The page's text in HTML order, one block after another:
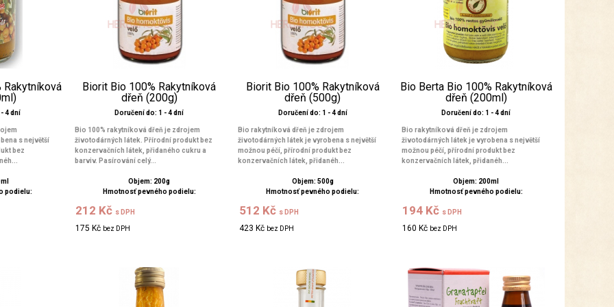
Rakytníková
4 dní
s největší
bez
podielu:
Biorit Bio 100% Rakytníková
dřeň (200g)
Doručení do: 1 - 4 dní
Bio 100% rakytníková dřeň je zdrojem
životodárných látek. Přírodní produkt bez
konzervačních látek, přidaného cukru a
barviv. Pasírování celý...
Objem: 200g
Hmotnosť pevného podielu:
212 Kč s DPH
175 Kč bez DPH
Biorit Bio 100% Rakytníková
dřeň (500g)
Doručení do: 1 - 4 dní
Bio rakytníková dřeň je zdrojem
životodárných látek je vyrobena s největší
možnou péčí, přírodní produkt bez
konzervačních látek, přidanéh...
Objem: 500g
Hmotnosť pevného podielu:
512 Kč s DPH
423 Kč bez DPH
Bio Berta Bio 100% Rakytníková
dřeň (200ml)
Doručení do: 1 - 4 dní
Bio rakytníková dřeň je zdrojem
životodárných látek je vyrobena s největší
možnou péčí, přírodní produkt bez
konzervačních látek, přidanéh...
Objem: 200ml
Hmotnosť pevného podielu:
194 Kč s DPH
160 Kč bez DPH